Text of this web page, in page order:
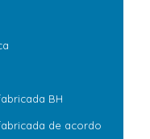
BH
de acordo